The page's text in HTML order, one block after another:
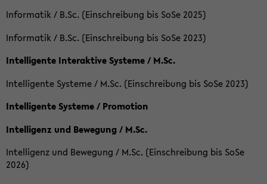
Informatik / B.Sc. (Einschreibung bis SoSe 2025)
Informatik / B.Sc. (Einschreibung bis SoSe 2023)
Intelligente Interaktive Systeme / M.Sc.
Intelligente Systeme / M.Sc. (Einschreibung bis SoSe 2023)
Intelligente Systeme / Promotion
Intelligenz und Bewegung / M.Sc.
Intelligenz und Bewegung / M.Sc. (Einschreibung bis SoSe
2026)